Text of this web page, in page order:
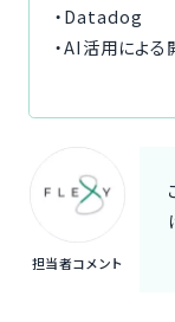
・Datadog
・AI活用によ
担当者コメント